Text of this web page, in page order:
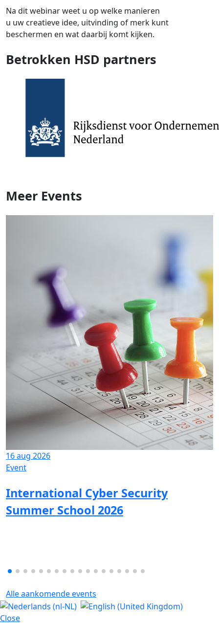
Na dit webinar weet u op welke manieren
u uw creatieve idee, uitvinding of merk kunt
beschermen en wat daarbij komt kijken.
Betrokken HSD partners
Meer Events
16 aug 2026
Event
International Cyber Security
Summer School 2026
Alle aankomende events
Close